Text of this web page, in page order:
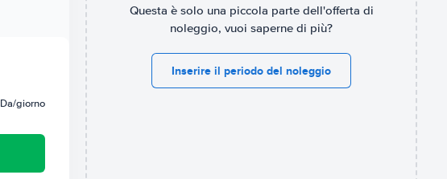
Da/giorno
Questa è solo una piccola parte dell'offerta di
noleggio, vuoi saperne di più?
Inserire il periodo del noleggio